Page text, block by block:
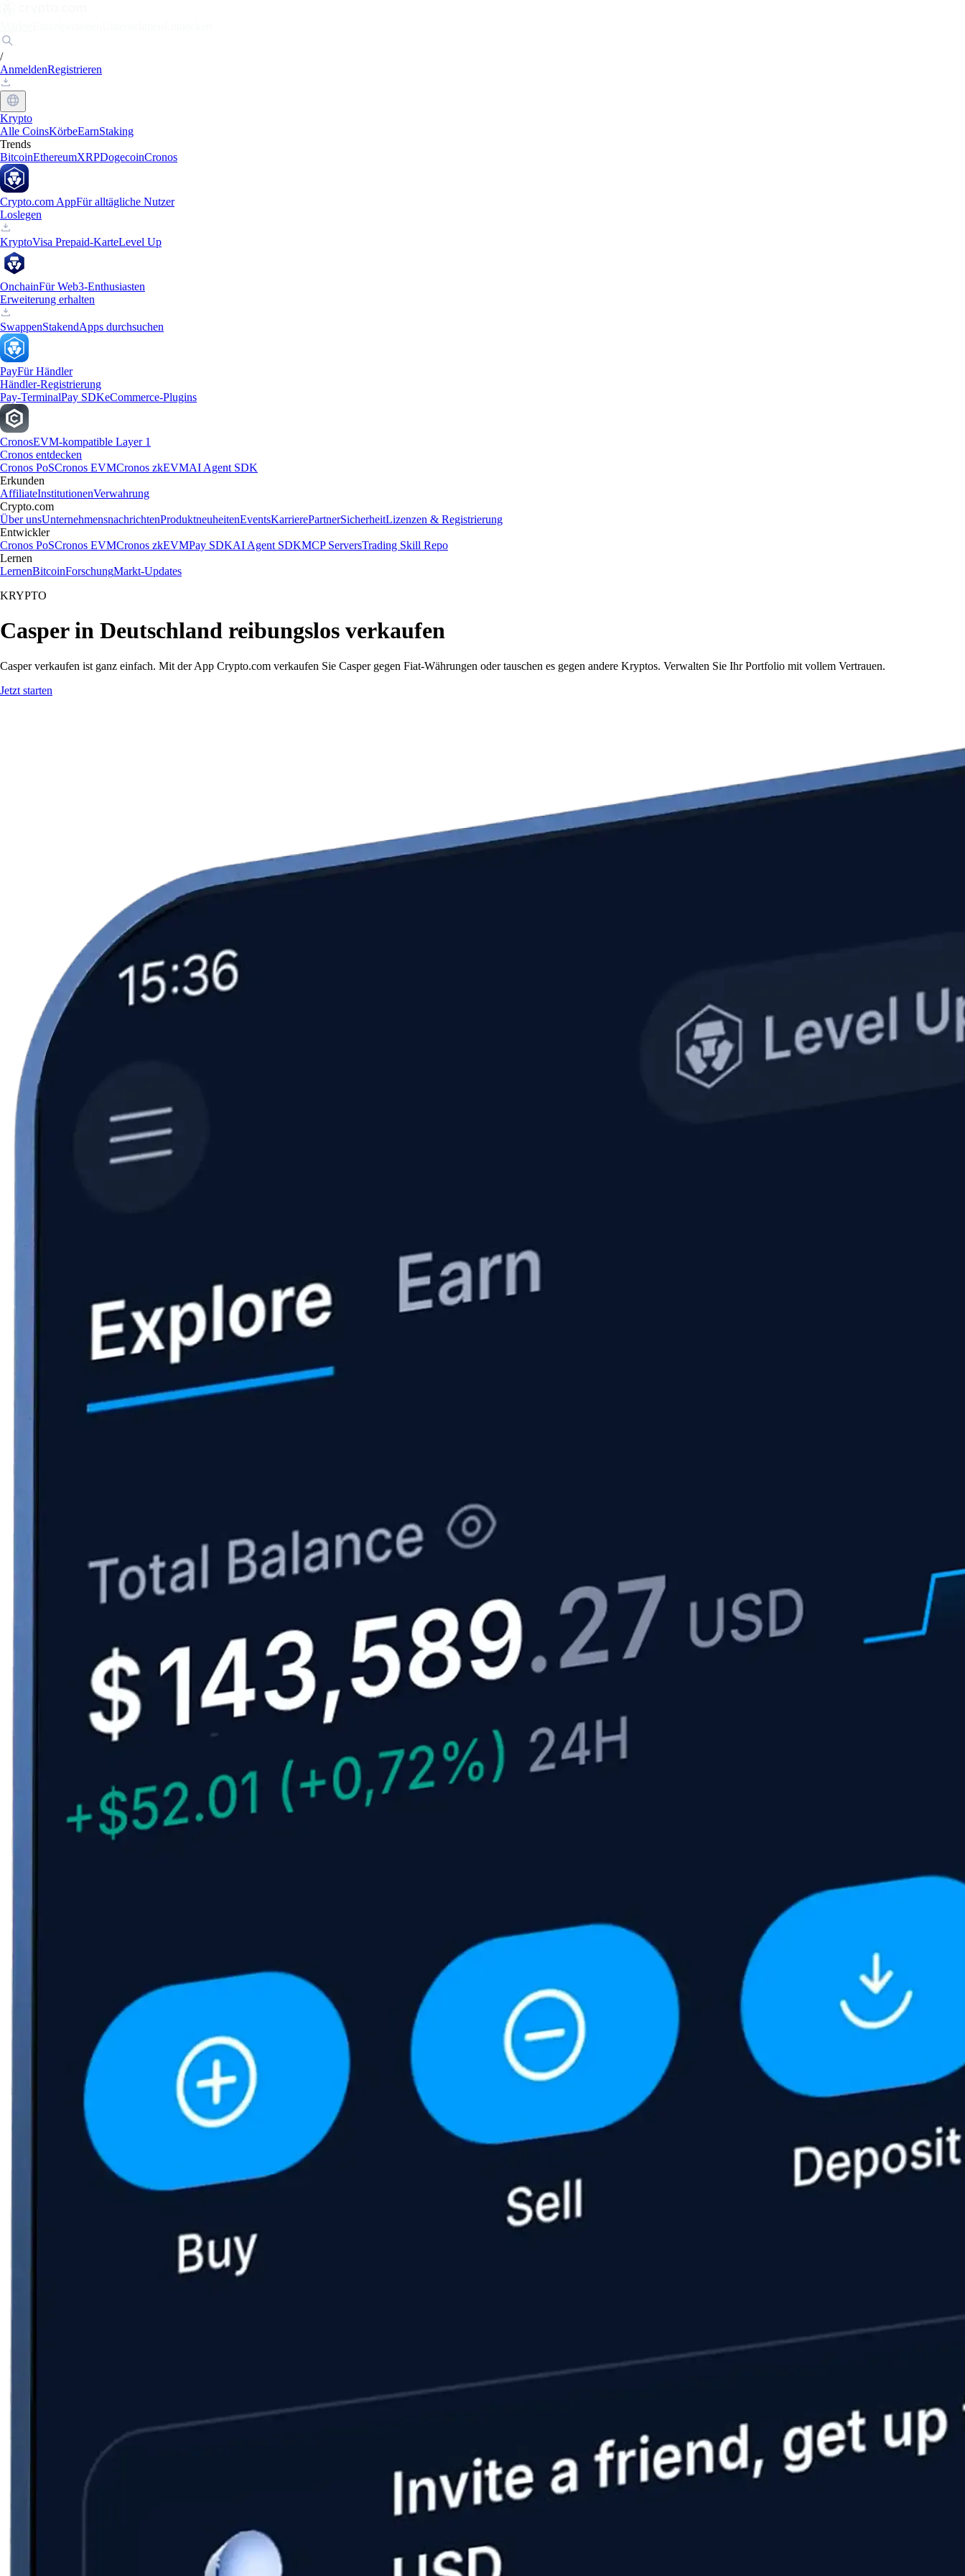
/
AnmeldenRegistrieren
Krypto
Alle CoinsKörbeEarnStaking
Trends
BitcoinEthereumXRPDogecoinCronos
Crypto.com AppFür alltägliche Nutzer
Loslegen
KryptoVisa Prepaid-KarteLevel Up
OnchainFür Web3-Enthusiasten
Erweiterung erhalten
SwappenStakendApps durchsuchen
PayFür Händler
Händler-Registrierung
Pay-TerminalPay SDKeCommerce-Plugins
CronosEVM-kompatible Layer 1
Cronos entdecken
Cronos PoSCronos EVMCronos zkEVMAI Agent SDK
Erkunden
AffiliateInstitutionenVerwahrung
Crypto.com
Über unsUnternehmensnachrichtenProduktneuheitenEventsKarrierePartnerSicherheitLizenzen & Registrierung
Entwickler
Cronos PoSCronos EVMCronos zkEVMPay SDKAI Agent SDKMCP ServersTrading Skill Repo
Lernen
LernenBitcoinForschungMarkt-Updates
KRYPTO
Casper in Deutschland reibungslos verkaufen
Casper verkaufen ist ganz einfach. Mit der App Crypto.com verkaufen Sie Casper gegen Fiat-Währungen oder tauschen es gegen andere Kryptos. Verwalten Sie Ihr Portfolio mit vollem Vertrauen.
Jetzt starten